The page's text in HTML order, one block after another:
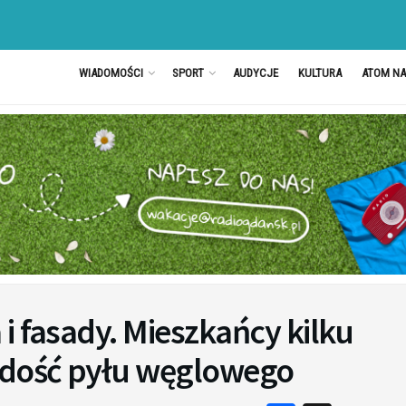
WIADOMOŚCI SPORT AUDYCJE KULTURA ATOM
fasady. Mieszkańcy kilku
pyłu węglowego